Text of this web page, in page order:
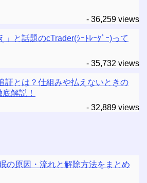
- 36,259 views
と話題のcTrader(ｼｰﾄﾚｰﾀﾞｰ)って
- 35,732 views
証とは？仕組みや払えないときの
解説！
- 32,889 views
の原因・流れと解除方法をまとめ